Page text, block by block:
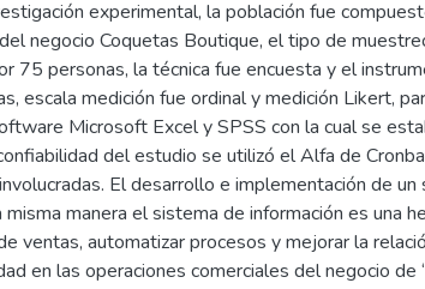
experimental, la población fue
negocio Coquetas Boutique, el tipo de
75 personas, la técnica fue encuesta y el
escala medición fue ordinal y medición Likert,
Microsoft Excel y SPSS con la cual se
del estudio se utilizó el Alfa de
El desarrollo e implementación de
manera el sistema de información es una
ventas, automatizar procesos y mejorar la
en las operaciones comerciales del negocio de